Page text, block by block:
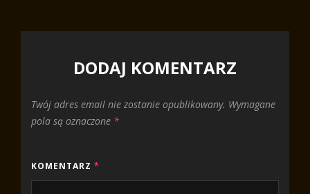
DODAJ KOMENTARZ
Twój adres email nie zostanie opublikowany. Wymagane
pola są oznaczone *
KOMENTARZ *